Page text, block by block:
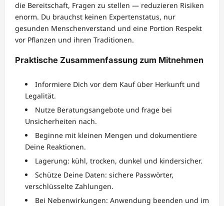
die Bereitschaft, Fragen zu stellen — reduzieren Risiken
enorm. Du brauchst keinen Expertenstatus, nur
gesunden Menschenverstand und eine Portion Respekt
vor Pflanzen und ihren Traditionen.
Praktische Zusammenfassung zum Mitnehmen
Informiere Dich vor dem Kauf über Herkunft und
Legalität.
Nutze Beratungsangebote und frage bei
Unsicherheiten nach.
Beginne mit kleinen Mengen und dokumentiere
Deine Reaktionen.
Lagerung: kühl, trocken, dunkel und kindersicher.
Schütze Deine Daten: sichere Passwörter,
verschlüsselte Zahlungen.
Bei Nebenwirkungen: Anwendung beenden und im